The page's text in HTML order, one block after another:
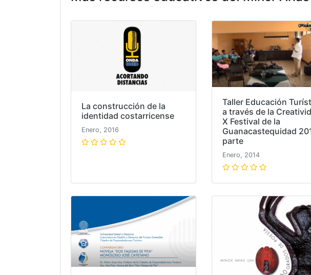
La construcción de la
identidad costarricense
Enero, 2016
Taller Educación
a través de la
X Festival de la
Guanacastequidad
parte
Enero, 2014